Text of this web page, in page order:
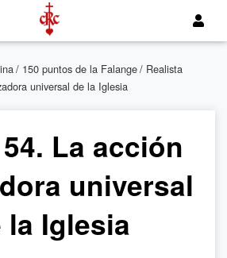
/ 150 puntos de la Falange/ Realista
universal de la Iglesia
La acción
universal
la Iglesia